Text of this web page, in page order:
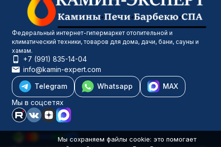
Федеральный интернет-гипермаркет отопительной и
климатический техники, товаров для дома, дачи, бани, сауны и
хамам.
+7 (991) 835-14-04
info@kamin-expert.com
Telegram
Whatsapp
MAX
Мы в соцсетях
Мы сохраняем файлы cookie: это помогает